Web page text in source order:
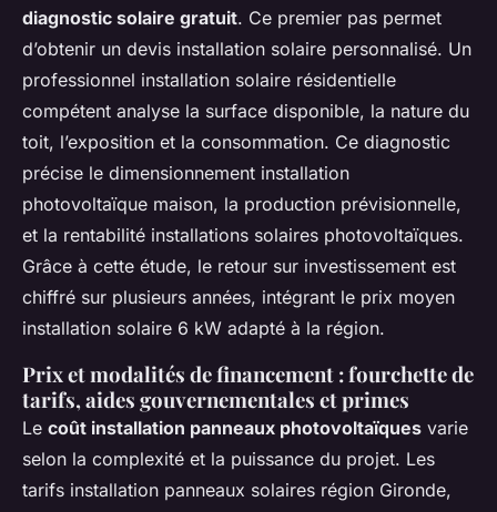
diagnostic solaire gratuit. Ce premier pas permet
d’obtenir un devis installation solaire personnalisé. Un
professionnel installation solaire résidentielle
compétent analyse la surface disponible, la nature du
toit, l’exposition et la consommation. Ce diagnostic
précise le dimensionnement installation
photovoltaïque maison, la production prévisionnelle,
et la rentabilité installations solaires photovoltaïques.
Grâce à cette étude, le retour sur investissement est
chiffré sur plusieurs années, intégrant le prix moyen
installation solaire 6 kW adapté à la région.
Prix et modalités de financement : fourchette de
tarifs, aides gouvernementales et primes
Le coût installation panneaux photovoltaïques varie
selon la complexité et la puissance du projet. Les
tarifs installation panneaux solaires région Gironde,